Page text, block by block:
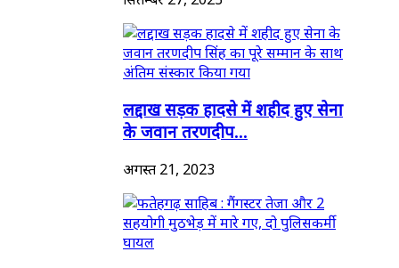
लद्दाख सड़क हादसे में शहीद हुए सेना
के जवान तरणदीप...
अगस्त 21, 2023